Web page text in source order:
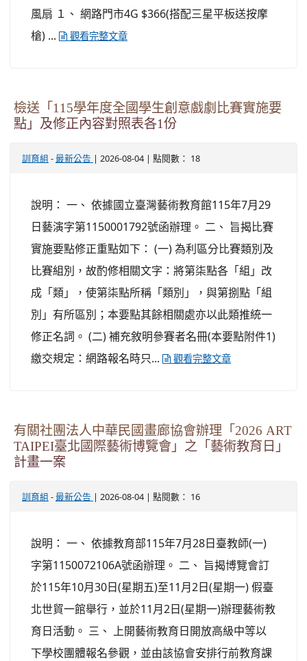
風扇 １、 網路門市4G $366(搭配三星平板送按摩
槍) ...
觀看完整文章
檢送「115學年度全國學生創意戲劇比賽實施要
點」及修正內容對照表各1份
訓育組 - 最新公告 | 2026-08-04 | 點閱數： 18
說明： 一、 依據國立臺灣藝術教育館115年7月29
日藝演字第1150001792號函辦理。 二、 旨揭比賽
實施要點修正重點如下： (一) 為利區分比賽類別及
比賽組別，故酌修相關文字：將第柒點各「組」改
成「類」，使第柒點所稱「類別」，與第捌點「組
別」有所區別；本要點其餘相關處亦以此類推統一
修正名詞。 (二) 補充敘明參賽者名冊(本要點附件1)
繳交規定：網路報名時只...
觀看完整文章
有關社團法人中華民國畫廊協會辦理「2026 ART
TAIPEI臺北國際藝術博覽會」之「藝術教育日」
計畫一案
訓育組 - 最新公告 | 2026-08-04 | 點閱數： 16
說明： 一、 依據教育部115年7月28日臺教師(一)
字第1150072106A號函辦理。 二、 旨揭博覽會訂
於115年10月30日(星期五)至11月2日(星期一) 假臺
北世貿一館舉行，並於11月2日(星期一)辦理藝術教
育日活動。 三、 上開藝術教育日開放高級中等以
下學校團體報名參觀，並由該協會安排行前教育課